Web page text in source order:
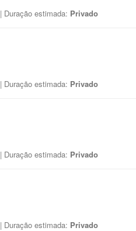
| Duração estimada: Privado
| Duração estimada: Privado
| Duração estimada: Privado
| Duração estimada: Privado